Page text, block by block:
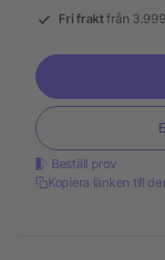
Fri fraktfrån
Beställ prov
Kopiera länken till